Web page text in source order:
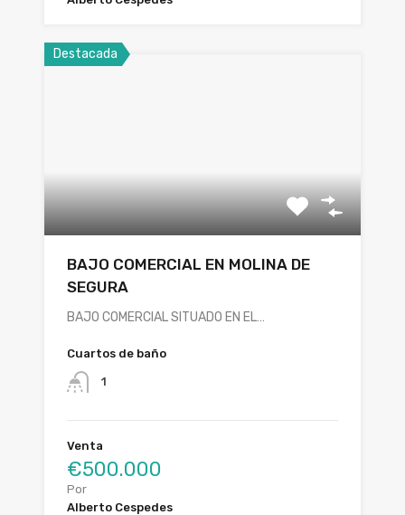
Destacada
BAJO COMERCIAL EN MOLINA DE
SEGURA
BAJO COMERCIAL SITUADO EN EL…
Cuartos de baño
1
Venta
€500.000
Por
Alberto Cespedes